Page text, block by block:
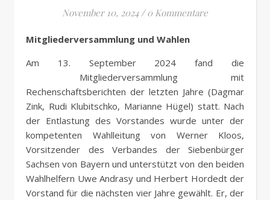
November 10, 2024 / 0 Kommentare
Mitgliederversammlung und Wahlen
Am 13. September 2024 fand die
Mitgliederversammlung mit
Rechenschaftsberichten der letzten Jahre (Dagmar
Zink, Rudi Klubitschko, Marianne Hügel) statt. Nach
der Entlastung des Vorstandes wurde unter der
kompetenten Wahlleitung von Werner Kloos,
Vorsitzender des Verbandes der Siebenbürger
Sachsen von Bayern und unterstützt von den beiden
Wahlhelfern Uwe Andrasy und Herbert Hordedt der
Vorstand für die nächsten vier Jahre gewählt. Er, der